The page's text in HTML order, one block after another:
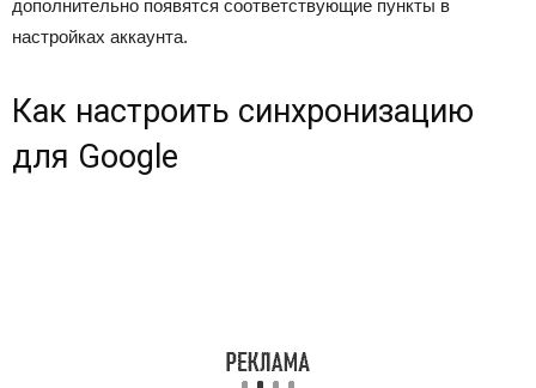
дополнительно появятся соответствующие пункты в
настройках аккаунта.
Как настроить синхронизацию
для Google